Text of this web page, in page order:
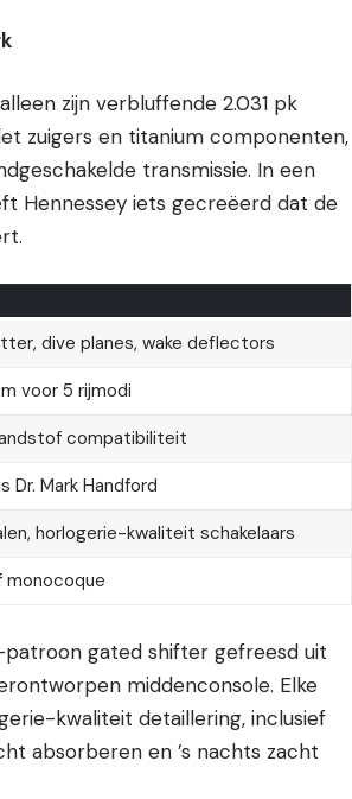
zijn verbluffende 2.031 pk
zuigers en titanium componenten,
transmissie. In een
Hennessey iets gecreëerd dat de
dive planes, wake deflectors
voor 5 rijmodi
compatibiliteit
Dr. Mark Handford
horlogerie-kwaliteit schakelaars
monocoque
gated shifter gefreesd uit
middenconsole. Elke
kwaliteit detaillering, inclusief
absorberen en ’s nachts zacht